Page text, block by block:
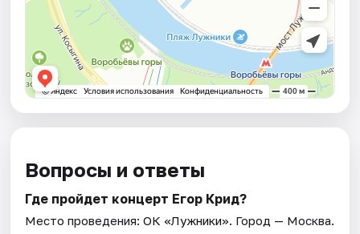
Вопросы и ответы
Где пройдет концерт Егор Крид?
Место проведения:ОК «Лужники». Город — Москва.